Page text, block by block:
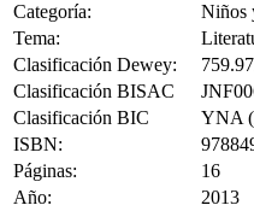
Categoría:
Niños
Tema:
Clasificación Dewey:
Clasificación BISAC
Clasificación BIC
YNA
ISBN:
Páginas:
16
Año:
2013